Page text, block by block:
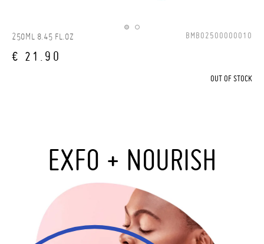
250ML 8.45 FL.OZ BMBO2500000010
€ 21.90
OUT OF STOCK
EXFO + NOURISH